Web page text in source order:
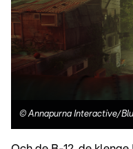
©Annapurna Interactive/